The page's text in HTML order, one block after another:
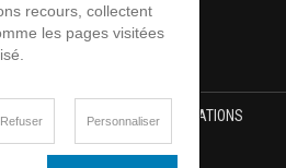
Besoin d'aide?
EVÉNEMENTS
FORMATIONS
ANNONCEURS
recours, collectent
les pages visitées
Refuser Personnaliser